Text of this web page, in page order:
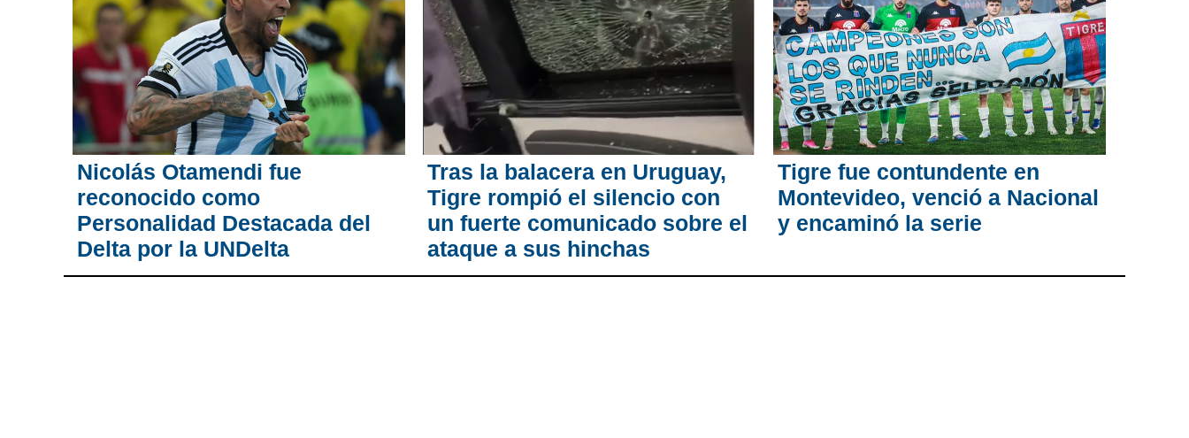
Nicolás Otamendi fue
reconocido como
Personalidad Destacada del
Delta por la UNDelta
Tras la balacera en Uruguay,
Tigre rompió el silencio con
un fuerte comunicado sobre el
ataque a sus hinchas
Tigre fue contundente en
Montevideo, venció a Nacional
y encaminó la serie